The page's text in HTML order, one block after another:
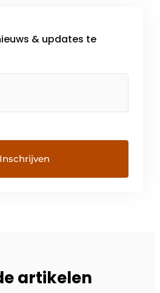
& updates te
artikelen